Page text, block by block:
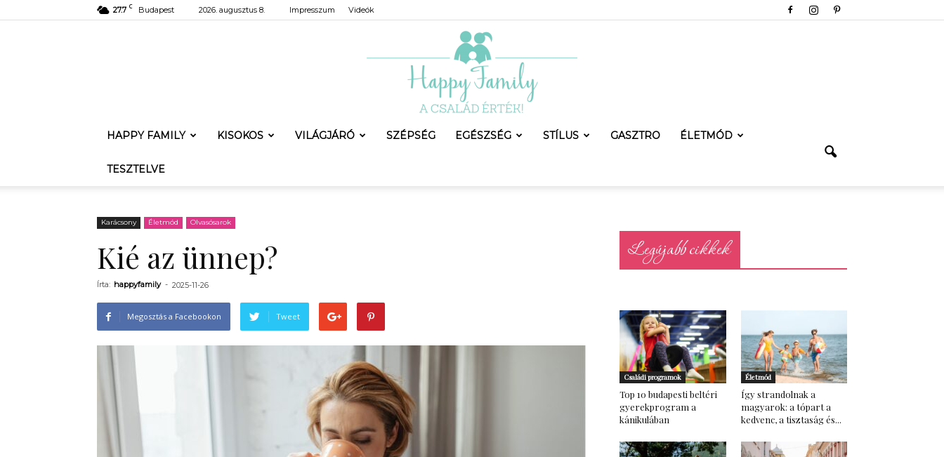
27.7 C Budapest 2026. augusztus 8. Impresszum Videók
–
HAPPY FAMILY KISOKOS VILÁGJÁRÓ SZÉPSÉG EGÉSZSÉG STÍLUS GASZTRO ÉLETMÓD
TESZTELVE
Karácsony Életmód Olvasósarok
Kié az ünnep?
Írta: happyfamily - 2025-11-26
Megosztás a Facebookon Tweet
Legújabb cikkek
Családi programok
Top 10 budapesti beltéri
gyerekprogram a
kánikulában
Életmód
Így strandolnak a
magyarok: a tópart a
kedvenc, a tisztaság és...